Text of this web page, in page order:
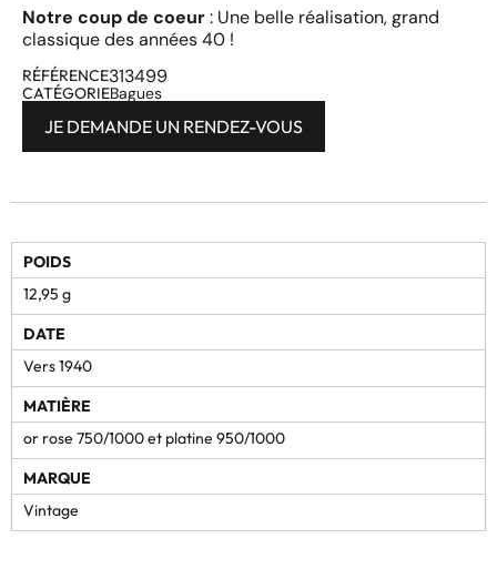
Notre coup de coeur: Une belle réalisation, grand
classique des années 40 !
RÉFÉRENCE313499
CATÉGORIEBagues
JE DEMANDE UN RENDEZ-VOUS
POIDS
12,95 g
DATE
Vers 1940
MATIÈRE
or rose 750/1000 et platine 950/1000
MARQUE
Vintage